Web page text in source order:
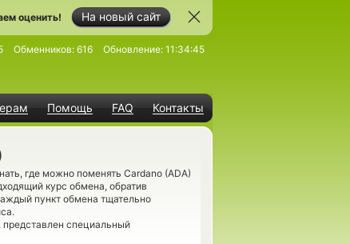
На новый сайт
оценить!
Помощь FAQ Контакты
Обменников: 616 Обновление: 11:34:45
где можно поменять Cardano (ADA)
курс обмена, обратив
пункт обмена тщательно
специальный